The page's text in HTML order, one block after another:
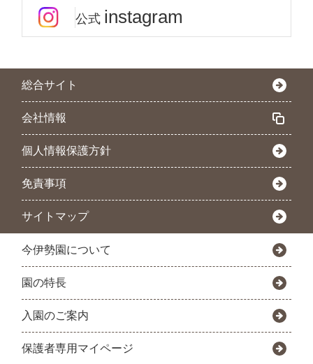
公式 instagram
総合サイト
会社情報
個人情報保護方針
免責事項
サイトマップ
今伊勢園について
園の特長
入園のご案内
保護者専用マイページ